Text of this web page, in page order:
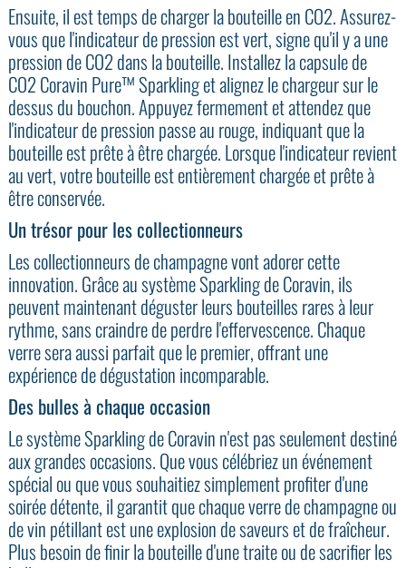
Ensuite, il est temps de charger la bouteille en CO2. Assurez-
vous que l'indicateur de pression est vert, signe qu'il y a une
pression de CO2 dans la bouteille. Installez la capsule de
CO2 Coravin Pure™ Sparkling et alignez le chargeur sur le
dessus du bouchon. Appuyez fermement et attendez que
l'indicateur de pression passe au rouge, indiquant que la
bouteille est prête à être chargée. Lorsque l'indicateur revient
au vert, votre bouteille est entièrement chargée et prête à
être conservée.
Un trésor pour les collectionneurs
Les collectionneurs de champagne vont adorer cette
innovation. Grâce au système Sparkling de Coravin, ils
peuvent maintenant déguster leurs bouteilles rares à leur
rythme, sans craindre de perdre l'effervescence. Chaque
verre sera aussi parfait que le premier, offrant une
expérience de dégustation incomparable.
Des bulles à chaque occasion
Le système Sparkling de Coravin n'est pas seulement destiné
aux grandes occasions. Que vous célébriez un événement
spécial ou que vous souhaitiez simplement profiter d'une
soirée détente, il garantit que chaque verre de champagne ou
de vin pétillant est une explosion de saveurs et de fraîcheur.
Plus besoin de finir la bouteille d'une traite ou de sacrifier les